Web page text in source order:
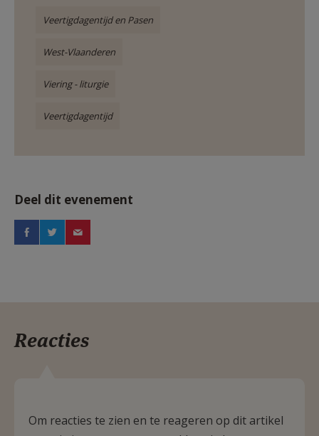
Veertigdagentijd en Pasen
West-Vlaanderen
Viering - liturgie
Veertigdagentijd
Deel dit evenement
Reacties
Om reacties te zien en te reageren op dit artikel